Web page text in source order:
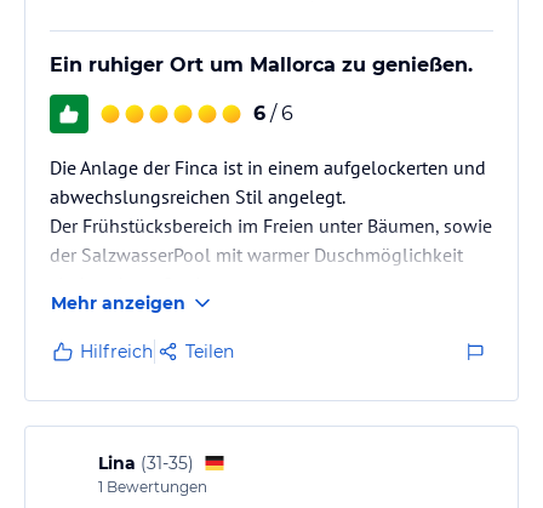
Ein ruhiger Ort um Mallorca zu genießen.
6 / 6
Die Anlage der Finca ist in einem aufgelockerten und
abwechslungsreichen Stil angelegt.
Der Frühstücksbereich im Freien unter Bäumen, sowie
der SalzwasserPool mit warmer Duschmöglichkeit
Mehr anzeigen
Hilfreich Teilen
Lina (31-35)
1 Bewertungen